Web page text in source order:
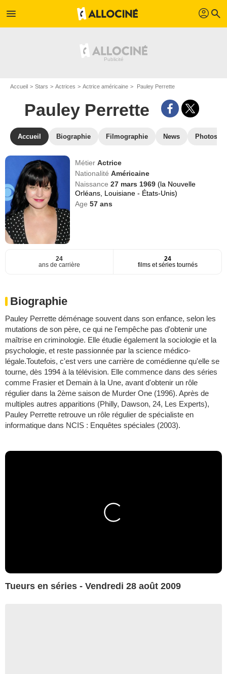
menu profil search
Accueil Stars Actrices Actrice américaine Pauley Perrette
Pauley Perrette
Accueil Biographie Filmographie News Photos
MétierActrice
NationalitéAméricaine
Naissance27 mars 1969(la Nouvelle
Orléans, Louisiane - États-Unis)
Age57 ans
24
ans de carrière
24
films et séries tournés
Biographie
Pauley Perrette déménage souvent dans son enfance, selon les
mutations de son père, ce qui ne l'empêche pas d'obtenir une
maîtrise en criminologie. Elle étudie également la sociologie et la
psychologie, et reste passionnée par la science médico-
légale.Toutefois, c'est vers une carrière de comédienne qu'elle se
tourne, dès 1994 à la télévision. Elle commence dans des séries
comme Frasier et Demain à la Une, avant d'obtenir un rôle
régulier dans la 2ème saison de Murder One (1996). Après de
multiples autres apparitions (Philly, Dawson, 24, Les Experts),
Pauley Perrette retrouve un rôle régulier de spécialiste en
informatique dans NCIS : Enquêtes spéciales (2003).
Tueurs en séries - Vendredi 28 août 2009